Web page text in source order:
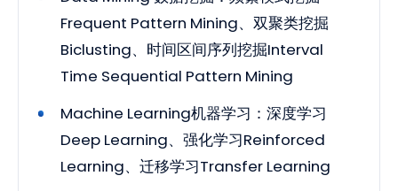
Frequent Pattern Mining、双聚类挖掘
Biclusting、时间区间序列挖掘Interval
Time Sequential Pattern Mining
Machine Learning机器学习：深度学习
Deep Learning、强化学习Reinforced
Learning、迁移学习Transfer Learning